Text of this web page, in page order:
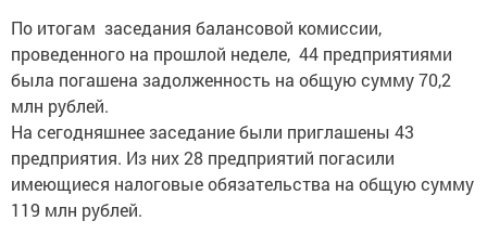
По итогам заседания балансовой комиссии,
проведенного на прошлой неделе, 44 предприятиями
была погашена задолженность на общую сумму 70,2
млн рублей.
На сегодняшнее заседание были приглашены 43
предприятия. Из них 28 предприятий погасили
имеющиеся налоговые обязательства на общую сумму
119 млн рублей.